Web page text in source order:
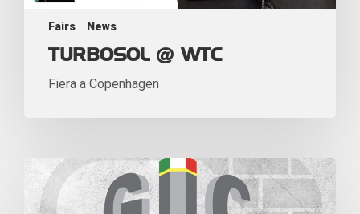
Fairs News
TURBOSOL @ WTC
Fiera a Copenhagen